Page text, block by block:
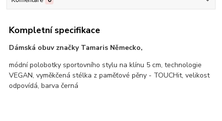
Kompletní specifikace
Dámská obuv značky Tamaris Německo,
módní polobotky sportovního stylu na klínu 5 cm, technologie
VEGAN, vyměkčená stélka z paměťové pěny - TOUCHit, velikost
odpovídá, barva černá